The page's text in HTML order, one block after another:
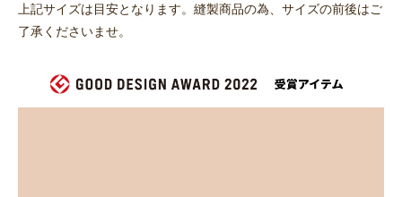
上記サイズは目安となります。縫製商品の為、サイズの前後はご
了承くださいませ。